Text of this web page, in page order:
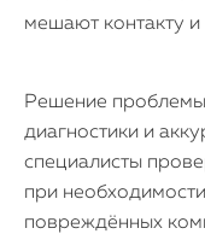
мешают контакту и
Решение
диагностики и
специалисты
при
повреждённых